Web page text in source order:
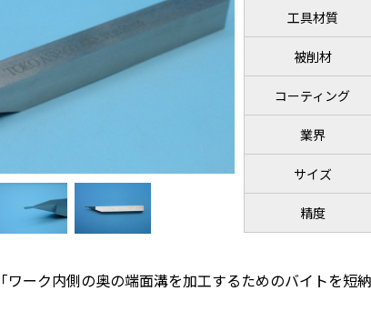
工具材質
被削材
コーティング
業界
サイズ
精度
ワーク内側の奥の端面溝を加工するためのバイトを短